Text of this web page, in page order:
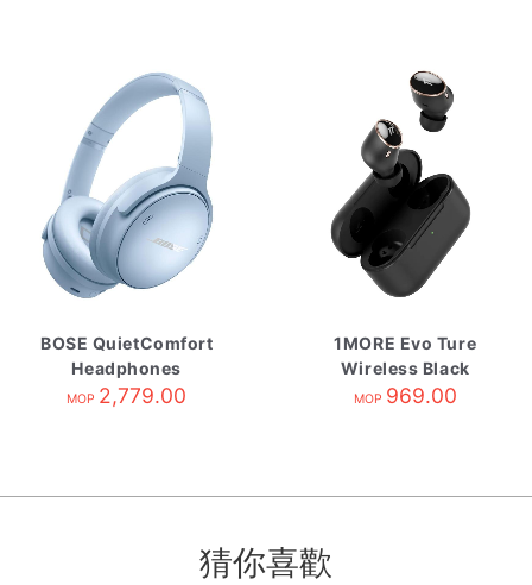
BOSE QuietComfort
Headphones
Moonstone Blue
MOP 2,779.00
1MORE Evo Ture
Wireless Black
MOP 969.00
猜你喜歡